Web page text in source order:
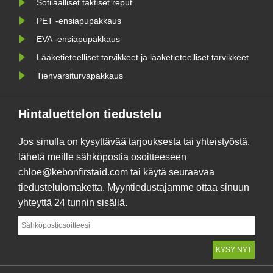
Sotilaalliset taktiset reput
PET -ensiapupakkaus
EVA -ensiapupakkaus
Lääketieteelliset tarvikkeet ja lääketieteelliset tarvikkeet
Tienvarsiturvapakkaus
Hintaluettelon tiedustelu
Jos sinulla on kysyttävää tarjouksesta tai yhteistyöstä,
lähetä meille sähköpostia osoitteeseen
chloe@kebonfirstaid.com tai käytä seuraavaa
tiedustelulomaketta. Myyntiedustajamme ottaa sinuun
yhteyttä 24 tunnin sisällä.